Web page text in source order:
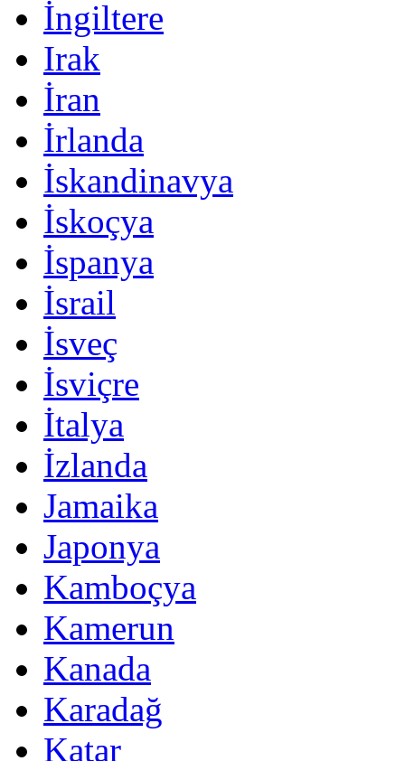
İngiltere
Irak
İran
İrlanda
İskandinavya
İskoçya
İspanya
İsrail
İsveç
İsviçre
İtalya
İzlanda
Jamaika
Japonya
Kamboçya
Kamerun
Kanada
Karadağ
Katar